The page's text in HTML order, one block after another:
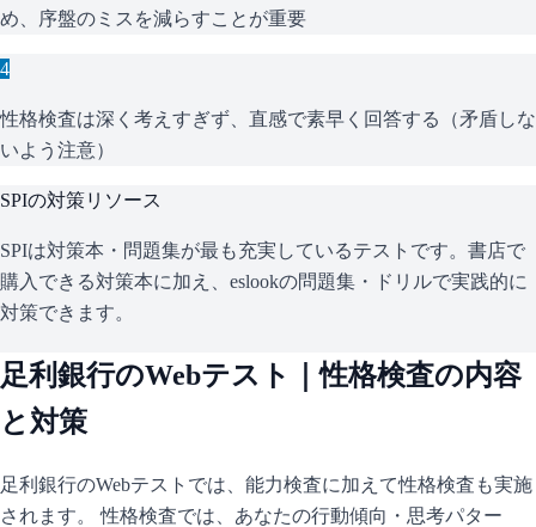
め、序盤のミスを減らすことが重要
4
性格検査は深く考えすぎず、直感で素早く回答する（矛盾しな
いよう注意）
SPIの対策リソース
SPIは対策本・問題集が最も充実しているテストです。書店で
購入できる対策本に加え、eslookの問題集・ドリルで実践的に
対策できます。
足利銀行のWebテスト｜性格検査の内容
と対策
足利銀行のWebテストでは、能力検査に加えて性格検査も実施
されます。 性格検査では、あなたの行動傾向・思考パター